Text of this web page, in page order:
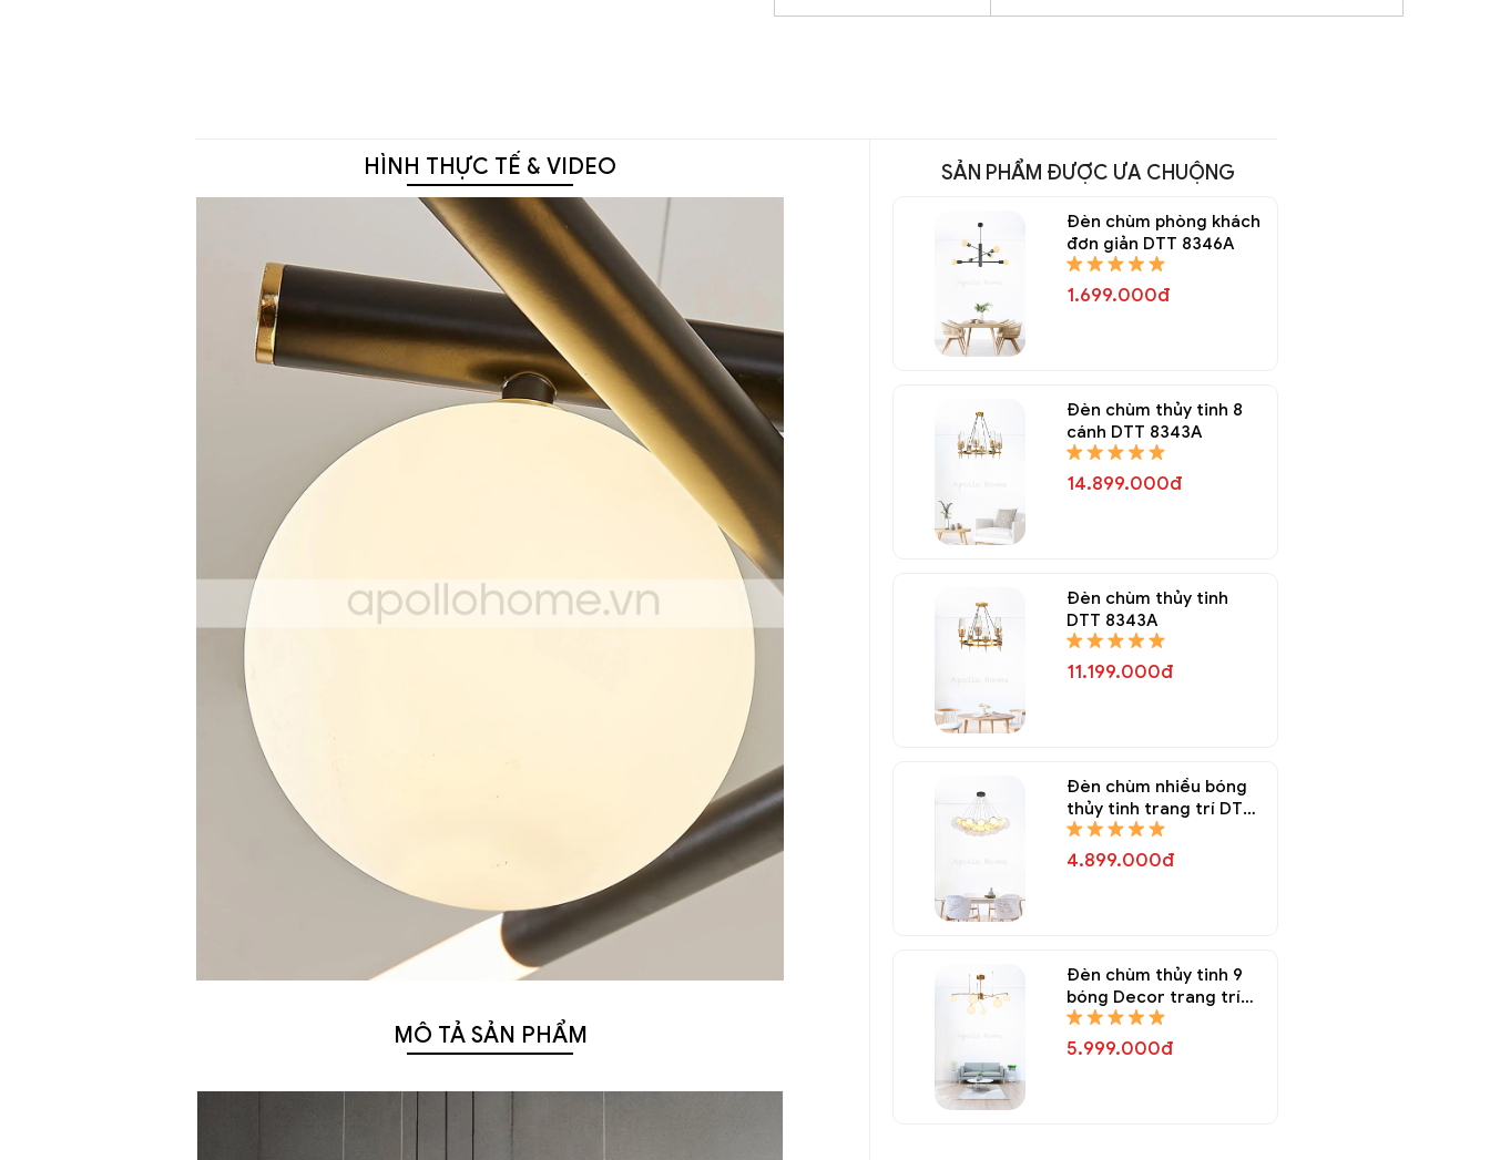
HÌNH THỰC TẾ & VIDEO
MÔ TẢ SẢN PHẨM
SẢN PHẨM ĐƯỢC ƯA CHUỘNG
Đèn chùm phòng khách
đơn giản DTT 8346A
1.699.000đ
Đèn chùm thủy tinh 8
cánh DTT 8343A
14.899.000đ
Đèn chùm thủy tinh
DTT 8343A
11.199.000đ
Đèn chùm nhiều bóng
thủy tinh trang trí DTT
8337A
4.899.000đ
Đèn chùm thủy tinh 9
bóng Decor trang trí
DTT 8335A
5.999.000đ